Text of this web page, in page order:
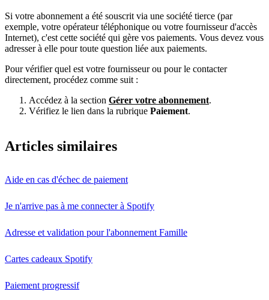
Si votre abonnement a été souscrit via une société tierce (par
exemple, votre opérateur téléphonique ou votre fournisseur d'accès
Internet), c'est cette société qui gère vos paiements. Vous devez vous
adresser à elle pour toute question liée aux paiements.
Pour vérifier quel est votre fournisseur ou pour le contacter
directement, procédez comme suit :
Accédez à la section Gérer votre abonnement.
Vérifiez le lien dans la rubrique Paiement.
Articles similaires
Aide en cas d'échec de paiement
Je n'arrive pas à me connecter à Spotify
Adresse et validation pour l'abonnement Famille
Cartes cadeaux Spotify
Paiement progressif